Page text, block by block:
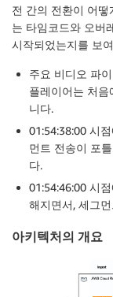
전 간의 전환이 어
는 타임코드와 오버
시작되었는지를 보
주요 비디오 파
플레이어는 처음
니다.
01:54:38:00 시
먼트 전송이 포
다.
01:54:46:00 시
해지면서, 세그
아키텍처의 개요